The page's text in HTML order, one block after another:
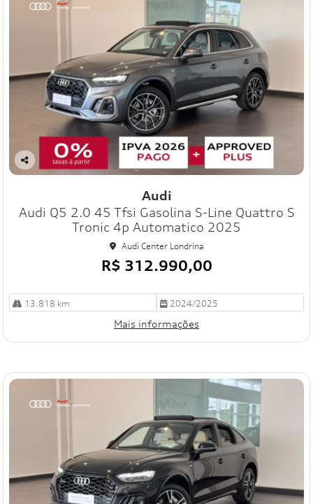
Co
ilh
Audi
Audi Q5 2.0 45 Tfsi Gasolina S-Line Quattro S
Tronic 4p Automatico 2025
Audi Center Londrina
R$ 312.990,00
13.818 km 2024/2025
Mais informações